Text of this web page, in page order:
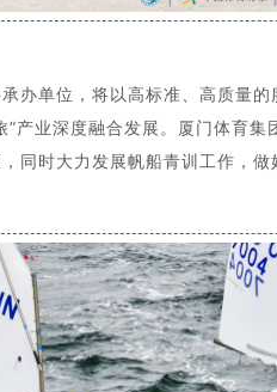
办单位，将以高标准、高质量
”产业深度融合发展。厦门体育
同时大力发展帆船青训工作，